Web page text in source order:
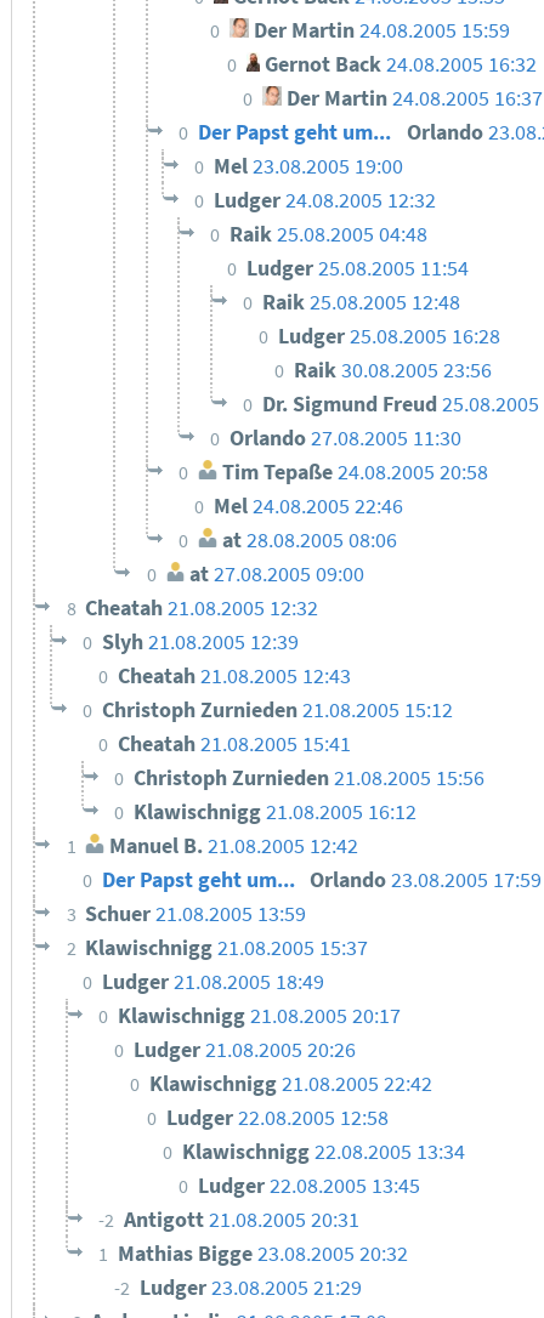
0 Der Martin24.08.2005 15:59
0 Gernot Back24.08.2005 16:32
0 Der Martin 24.08.2005 16:37
0 Der Papst geht um... Orlando
0 Mel23.08.2005 19:00
0 Ludger24.08.2005 12:32
0 Raik25.08.2005 04:48
0 Ludger25.08.2005 11:54
0 Raik25.08.2005 12:48
0 Ludger25.08.2005 16:28
0 Raik30.08.2005 23:56
0 Dr. Sigmund Freud
0 Orlando27.08.2005 11:30
0 Tim Tepaße24.08.2005 20:58
0 Mel24.08.2005 22:46
0 at28.08.2005 08:06
0 at27.08.2005 09:00
8 Cheatah21.08.2005 12:32
0 Slyh21.08.2005 12:39
0 Cheatah21.08.2005 12:43
0 Christoph Zurnieden21.08.2005 15:12
0 Cheatah21.08.2005 15:41
0 Christoph Zurnieden21.08.2005 15:56
0 Klawischnigg21.08.2005 16:12
1 Manuel B.21.08.2005 12:42
0 Der Papst geht um... Orlando23.08.2005 17:59
3 Schuer21.08.2005 13:59
2 Klawischnigg21.08.2005 15:37
0 Ludger21.08.2005 18:49
0 Klawischnigg21.08.2005 20:17
0 Ludger21.08.2005 20:26
0 Klawischnigg21.08.2005 22:42
0 Ludger22.08.2005 12:58
0 Klawischnigg22.08.2005 13:34
0 Ludger22.08.2005 13:45
-2 Antigott21.08.2005 20:31
1 Mathias Bigge23.08.2005 20:32
-2 Ludger23.08.2005 21:29